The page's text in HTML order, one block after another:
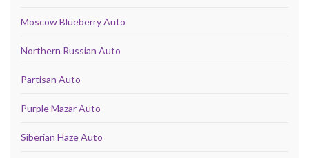
Moscow Blueberry Auto
Northern Russian Auto
Partisan Auto
Purple Mazar Auto
Siberian Haze Auto